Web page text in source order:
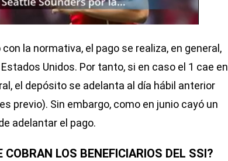
la normativa, el pago se realiza, en general,
Unidos. Por tanto, si en caso el 1 cae en
el depósito se adelanta al día hábil anterior
previo). Sin embargo, como en junio cayó un
adelantar el pago.
LOS BENEFICIARIOS DEL SSI?